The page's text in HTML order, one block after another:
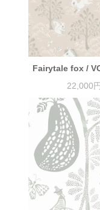
Fairytale fox /
22,000